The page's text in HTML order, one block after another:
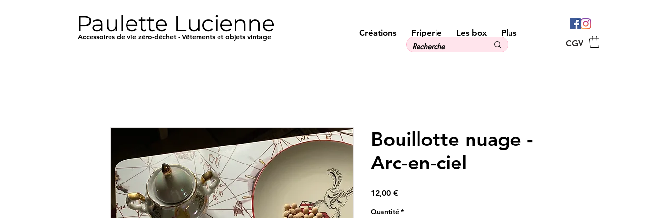
Paulette Lucienne
Accessoires de vie zéro-déchet - Vêtements et objets vintage Créations Friperie Les box
Plus
CGV
Bouillotte nuage -
Arc-en-ciel
12,00 €Prix
Quantité *